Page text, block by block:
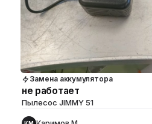
Замена аккумулятора
не работает
Пылесос JIMMY 51